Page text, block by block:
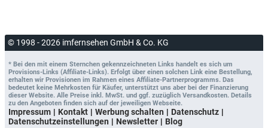
© 1998 - 2026 imfernsehen GmbH & Co. KG
* Bei den mit einem Sternchen gekennzeichneten Links handelt es sich um
Provisions-Links (Affiliate-Links). Erfolgt über einen solchen Link eine Bestellung,
erhalten wir Provisionen im Rahmen eines Affiliate-Partnerprogramms. Das
bedeutet keine Mehrkosten für Käufer, unterstützt uns aber bei der Finanzierung
dieser Website. Alle Preise inkl. MwSt. und ggf. zuzüglich Versandkosten. Details
zu den Angeboten finden sich auf der jeweiligen Webseite.
Impressum Kontakt Werbung schalten
Datenschutz
Datenschutzeinstellungen
Newsletter
Blog